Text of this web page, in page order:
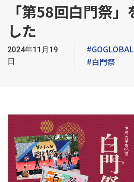
「第58回白門祭
した
2024年11月19
日
#白門祭